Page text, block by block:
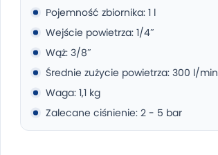
Pojemność zbiornika: 1 l
Wejście powietrza: 1/4″
Wąż: 3/8″
Średnie zużycie powietrza: 300 l/min
Waga: 1,1 kg
Zalecane ciśnienie: 2 - 5 bar